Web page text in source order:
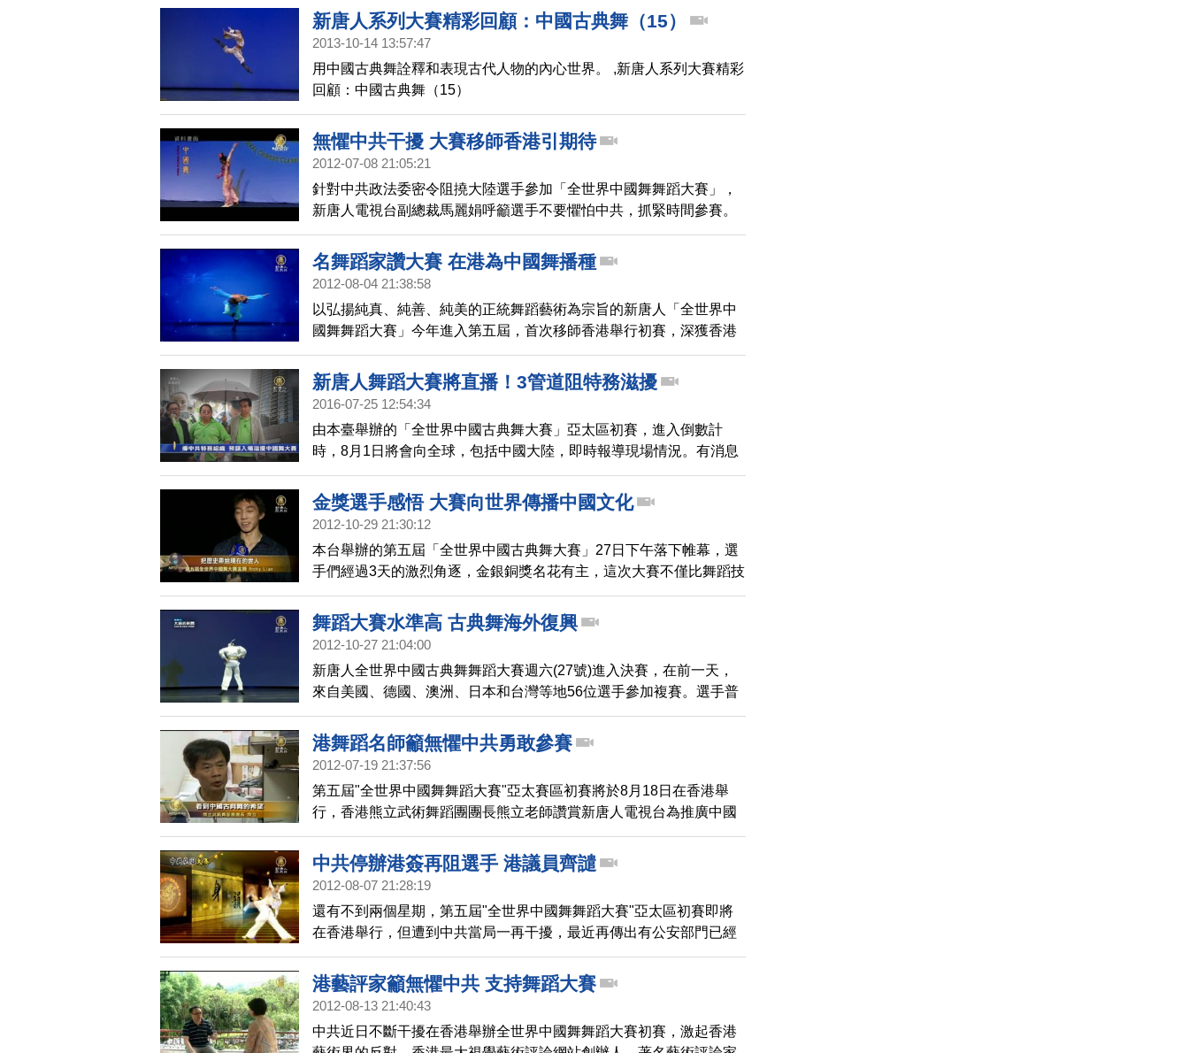
國看到純正的中國文化深有感觸。
新唐人系列大賽精彩回顧：中國古典舞（15）
2013-10-14 13:57:47
用中國古典舞詮釋和表現古代人物的內心世界。 ,新唐人系列大賽精彩
回顧：中國古典舞（15）
無懼中共干擾 大賽移師香港引期待
2012-07-08 21:05:21
針對中共政法委密令阻撓大陸選手參加「全世界中國舞舞蹈大賽」，
新唐人電視台副總裁馬麗娟呼籲選手不要懼怕中共，抓緊時間參賽。
多位議員也預祝大賽成功 。
名舞蹈家讚大賽 在港為中國舞播種
2012-08-04 21:38:58
以弘揚純真、純善、純美的正統舞蹈藝術為宗旨的新唐人「全世界中
國舞舞蹈大賽」今年進入第五屆，首次移師香港舉行初賽，深獲香港
舞蹈界歡迎。著名中國舞舞蹈家梁家權讚揚大賽在香港播下中國舞的
種子，意義深遠，呼籲舞蹈界人士把握良機踴躍參賽。
新唐人舞蹈大賽將直播！3管道阻特務滋擾
2016-07-25 12:54:34
由本臺舉辦的「全世界中國古典舞大賽」亞太區初賽，進入倒數計
時，8月1日將會向全球，包括中國大陸，即時報導現場情況。有消息
指出，中共操控的外圍組織，已經購買大批門票，準備在比賽當天入
場滋事。大賽主辦方表示，將拒絕相關組織入場，並且報警備案，不
排除申請禁制令，確保比賽不被干擾。
金獎選手感悟 大賽向世界傳播中國文化
2012-10-29 21:30:12
本台舉辦的第五屆「全世界中國古典舞大賽」27日下午落下帷幕，選
手們經過3天的激烈角逐，金銀銅獎名花有主，這次大賽不僅比舞蹈技
巧，更要看誰在舞蹈的韻味、內涵上更勝一籌，來聽一聽獲獎選手們
的心聲。
舞蹈大賽水準高 古典舞海外復興
2012-10-27 21:04:00
新唐人全世界中國古典舞舞蹈大賽週六(27號)進入決賽，在前一天，
來自美國、德國、澳洲、日本和台灣等地56位選手參加複賽。選手普
遍水平高超，將對人物的表現融入技巧中，體現出對中國古典舞的掌
握日趨成熟。最終41位選手進入決賽。一起來看一看精采的比賽情
況。
港舞蹈名師籲無懼中共勇敢參賽
2012-07-19 21:37:56
第五屆"全世界中國舞舞蹈大賽"亞太賽區初賽將於8月18日在香港舉
行，香港熊立武術舞蹈團團長熊立老師讚賞新唐人電視台為推廣中國
古典舞作出的努力，他希望大陸和香港選手要講良心和正義，不要懼
怕中共，突破阻力積極參賽。
中共停辦港簽再阻選手 港議員齊譴
2012-08-07 21:28:19
還有不到兩個星期，第五屆"全世界中國舞舞蹈大賽"亞太區初賽即將
在香港舉行，但遭到中共當局一再干擾，最近再傳出有公安部門已經
停辦大陸舞蹈專才8月15日以後到香港的簽證，也引發香港多個議
員，挺身譴責中共干擾大賽惡行。
港藝評家籲無懼中共 支持舞蹈大賽
2012-08-13 21:40:43
中共近日不斷干擾在香港舉辦全世界中國舞舞蹈大賽初賽，激起香港